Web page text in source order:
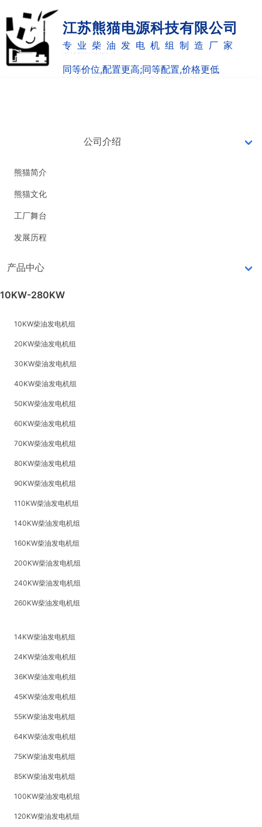
江苏熊猫电源科技有限公司
专业柴油发电机组制造厂家
同等价位,配置更高;同等配置,价格更低
公司介绍
熊猫简介
熊猫文化
工厂舞台
发展历程
产品中心
10KW-280KW
10KW柴油发电机组
20KW柴油发电机组
30KW柴油发电机组
40KW柴油发电机组
50KW柴油发电机组
60KW柴油发电机组
70KW柴油发电机组
80KW柴油发电机组
90KW柴油发电机组
110KW柴油发电机组
140KW柴油发电机组
160KW柴油发电机组
200KW柴油发电机组
240KW柴油发电机组
260KW柴油发电机组
14KW柴油发电机组
24KW柴油发电机组
36KW柴油发电机组
45KW柴油发电机组
55KW柴油发电机组
64KW柴油发电机组
75KW柴油发电机组
85KW柴油发电机组
100KW柴油发电机组
120KW柴油发电机组